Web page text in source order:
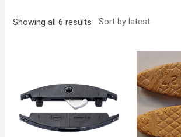
Showing all 6 results